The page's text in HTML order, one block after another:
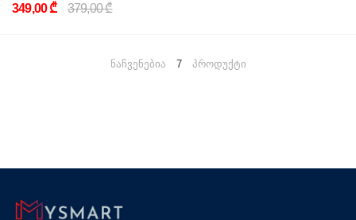
349,00 ₾ 379,00 ₾
ნაჩვენებია 7 პროდუქტი